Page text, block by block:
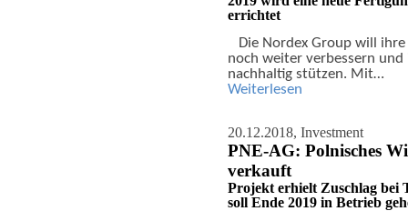
errichtet
Die Nordex Group will
noch weiter verbessern
nachhaltig stützen. Mit…
Weiterlesen
20.12.2018, Investment
PNE-AG: Polnisches
verkauft
Projekt erhielt Zuschlag bei
soll Ende 2019 in Betrieb